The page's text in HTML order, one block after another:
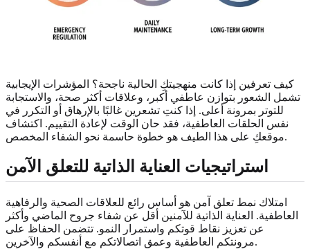
كيف تعرفين إذا كانت منهجيتكِ الحالية ناجحة؟ المؤشرات الإيجابية
تشمل الشعور بتوازن عاطفي أكبر، وعلاقات أكثر صحة، والاستجابة
للتوتر بمرونة أعلى. إذا كنتِ تشعرين غالبًا بالإرهاق أو التكرر في
نفس الحلقات العاطفية، فقد حان الوقت لإعادة التقييم. اكتشاف
موقعكِ على هذا الطيف هو خطوة حاسمة نحو الشفاء المخصص.
استراتيجيات العناية الذاتية للتعلق الآمن
امتلاك نمط تعلق آمن هو أساس رائع للعلاقات الصحية والرفاهية
العاطفية. العناية الذاتية للآمنين أقل عن شفاء جروح الماضي وأكثر
عن تعزيز نقاط قوتكم واستمرار النمو. تتضمن الحفاظ على
مرونتكم العاطفية وعمق اتصالاتكم مع أنفسكم والآخرين.